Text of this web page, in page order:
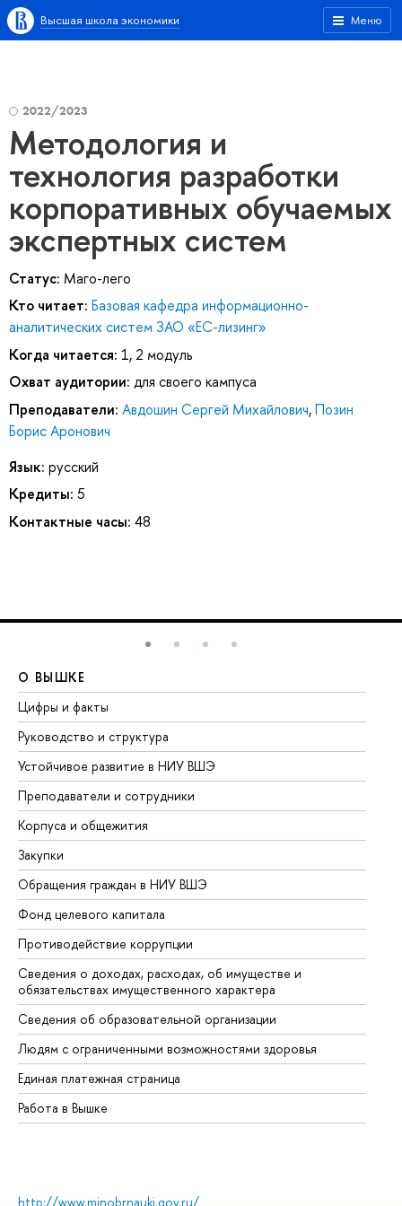
Меню
Высшая школа экономики
2022/2023
Методология и
технология разработки
корпоративных обучаемых
экспертных систем
Статус: Маго-лего
Кто читает: Базовая кафедра информационно-
аналитических систем ЗАО «ЕС-лизинг»
Когда читается: 1, 2 модуль
Охват аудитории: для своего кампуса
Преподаватели: Авдошин Сергей Михайлович,Позин
Борис Аронович
Язык: русский
Кредиты: 5
Контактные часы: 48
О ВЫШКЕ
Цифры и факты
Руководство и структура
Устойчивое развитие в НИУ ВШЭ
Преподаватели и сотрудники
Корпуса и общежития
Закупки
Обращения граждан в НИУ ВШЭ
Фонд целевого капитала
Противодействие коррупции
Сведения о доходах, расходах, об имуществе и
обязательствах имущественного характера
Сведения об образовательной организации
Людям с ограниченными возможностями здоровья
Единая платежная страница
Работа в Вышке
http://www.minobrnauki.gov.ru/